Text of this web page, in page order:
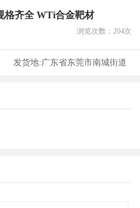
格齐全 WTi合金靶材
浏览次数： 204次
发货地:广东省东莞市南城街道